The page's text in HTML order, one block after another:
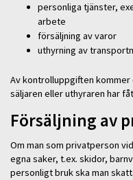
personliga tjänster,
arbete
försäljning av varor
uthyrning av
Av kontrolluppgiften
säljaren eller uthyraren har
Försäljning av
Om man som privatperson
egna saker, t.ex. skidor,
personligt bruk ska man